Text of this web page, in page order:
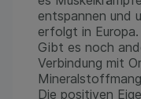
entspannen und
erfolgt in Europa.
Gibt es noch
Verbindung mit
Die positiven